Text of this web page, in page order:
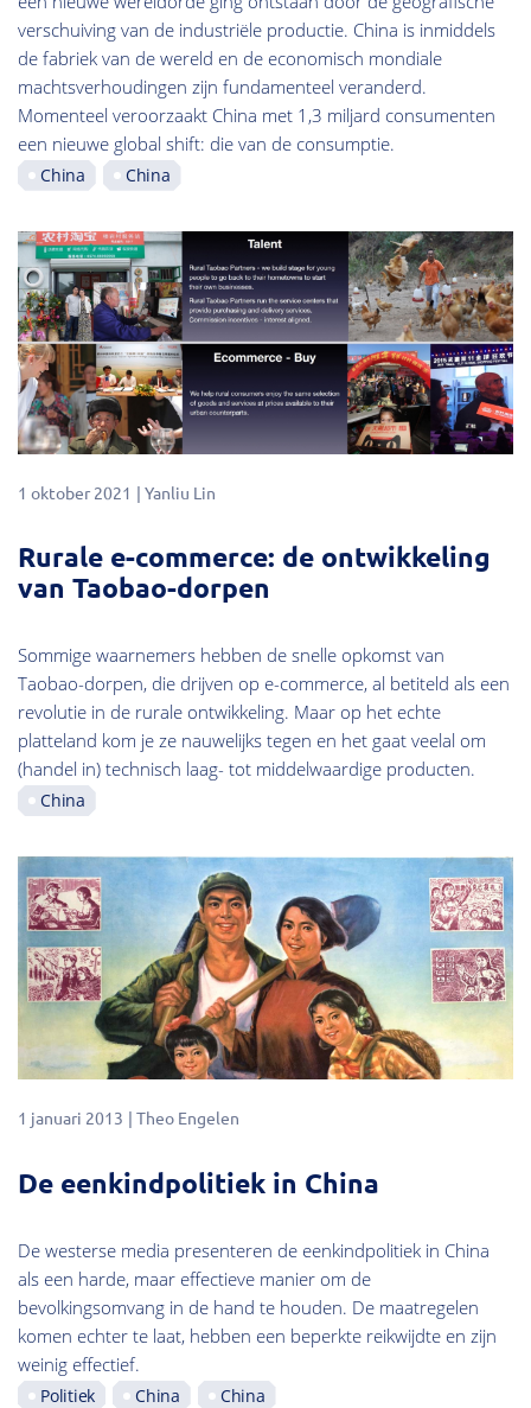
verschuiving van de industriële productie. China is inmiddels
de fabriek van de wereld en de economisch mondiale
machtsverhoudingen zijn fundamenteel veranderd.
Momenteel veroorzaakt China met 1,3 miljard consumenten
een nieuwe global shift: die van de consumptie.
China China
1 oktober 2021 Yanliu Lin
Rurale e-commerce: de ontwikkeling
van Taobao-dorpen
Sommige waarnemers hebben de snelle opkomst van
Taobao-dorpen, die drijven op e-commerce, al betiteld als een
revolutie in de rurale ontwikkeling. Maar op het echte
platteland kom je ze nauwelijks tegen en het gaat veelal om
(handel in) technisch laag- tot middelwaardige producten.
China
1 januari 2013 Theo Engelen
De eenkindpolitiek in China
De westerse media presenteren de eenkindpolitiek in China
als een harde, maar effectieve manier om de
bevolkingsomvang in de hand te houden. De maatregelen
komen echter te laat, hebben een beperkte reikwijdte en zijn
weinig effectief.
Politiek China China